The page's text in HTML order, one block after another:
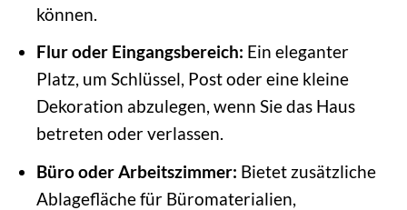
können.
Flur oder Eingangsbereich: Ein eleganter
Platz, um Schlüssel, Post oder eine kleine
Dekoration abzulegen, wenn Sie das Haus
betreten oder verlassen.
Büro oder Arbeitszimmer: Bietet zusätzliche
Ablagefläche für Büromaterialien,